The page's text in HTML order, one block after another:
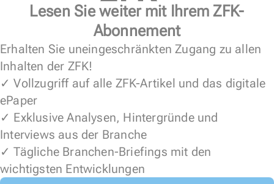
Lesen Sie weiter mit Ihrem ZFK-
Abonnement
Erhalten Sie uneingeschränkten Zugang zu allen
Inhalten der ZFK!
✓ Vollzugriff auf alle ZFK-Artikel und das digitale
ePaper
✓ Exklusive Analysen, Hintergründe und
Interviews aus der Branche
✓ Tägliche Branchen-Briefings mit den
wichtigsten Entwicklungen